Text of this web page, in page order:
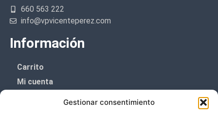
Gestionar consentimiento
660 563 222
info@vpvicenteperez.com
Información
Carrito
Mi cuenta